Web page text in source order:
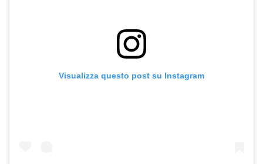
Visualizza questo post su Instagram